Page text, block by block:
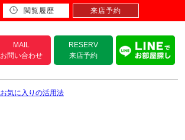
MAIL
お問い合わせ
RESERV
来店予約
お気に入りの活用法
閲覧履歴 来店予約